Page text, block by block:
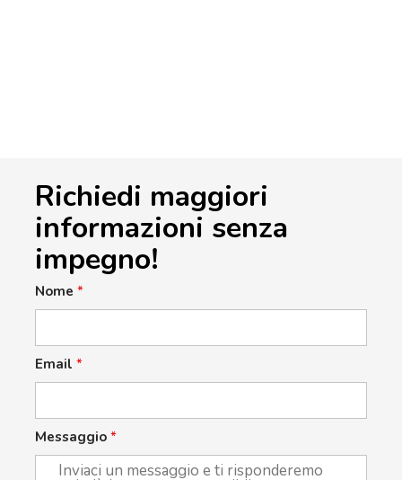
Richiedi maggiori
informazioni senza
impegno!
Nome *
Email *
Messaggio *